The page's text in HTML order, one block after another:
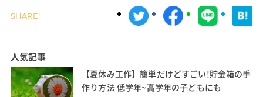
人気記事
【夏休み工作】簡単だけどすごい!貯金箱の手
作り方法 低学年~高学年の子どもにも